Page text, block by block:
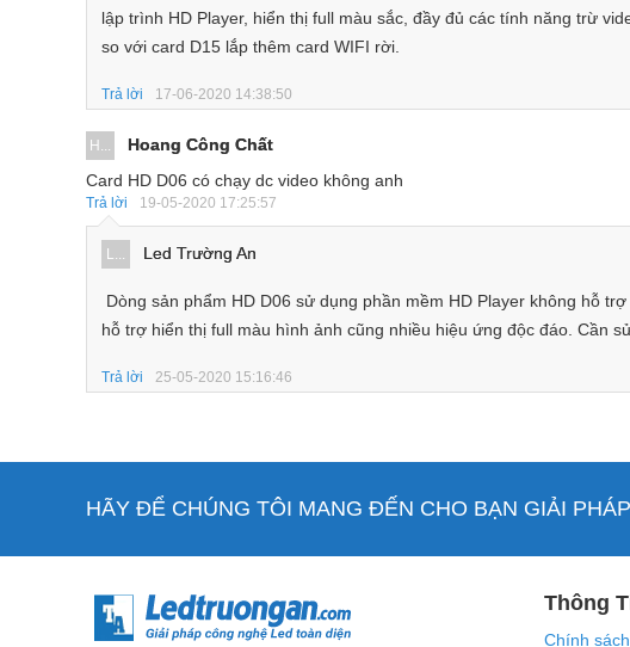
Một số thông tin về mạch điều khiển HD D06
HD-D06 là card điều khiển không đồng bộ màn hình LED đủ
trên di động.
HD-D06 có dung lượng bộ nhớ 128 MB, có thể được sử dụng
trợ chạy video
HD-D06 sử dụng phần mềm HDPlayer trên máy tính và LedArt
lập trình HD Player, hiển thị full màu sắc, đầy đủ các tính năng trừ
so với card D15 lắp thêm card WIFI rời.
Trả lời 17-06-2020 14:38:50
H...
Hoang Công Chất
Card HD D06 có chạy dc video không anh
Trả lời 19-05-2020 17:25:57
L... Led Trường An
Dòng sản phẩm HD D06 sử dụng phần mềm HD Player không hỗ
hỗ trợ hiển thị full màu hình ảnh cũng nhiều hiệu ứng độc đáo. Cần
Trả lời 25-05-2020 15:16:46
HÃY ĐỂ CHÚNG TÔI MANG ĐẾN CHO BẠN GIẢI
Thông
Chính